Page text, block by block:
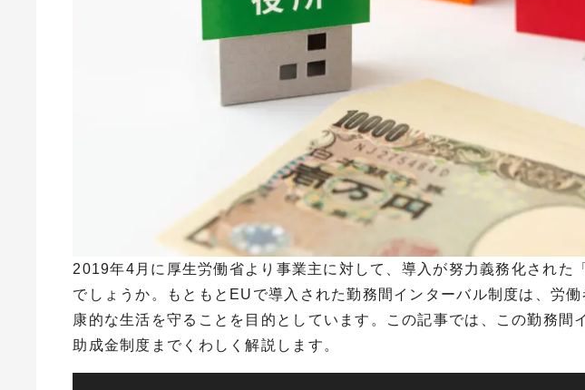
2019年4 月に厚生労働省より事業主に対して、導入が努力義務化された
でしょうか。もともと EU で導入された勤務間インターバル制度は、労
康的な生活を守ることを目的としています。この記事では、この勤務間
助成金制度までくわしく解説します。